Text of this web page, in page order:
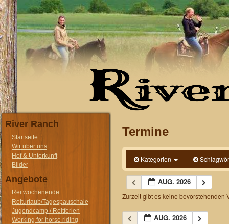
River Ranch
Startseite
Wir über uns
Hof & Unterkunft
Bilder
Angebote
Reitwochenende
Reiturlaub/Tagespauschale
Jugendcamp / Reitferien
Working for horse riding
Termine
Kategorien
AUG. 2026
Zurzeit gibt es keine bevorstehenden
AUG. 2026